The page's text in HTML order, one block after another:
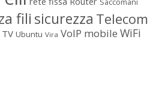
Saccomani
fili sicurezza Telecom
TV Ubuntu Vira VoIP mobile WiFi